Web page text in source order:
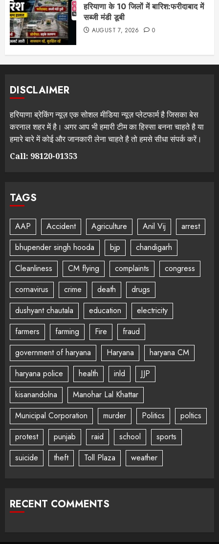
हरियाणा के 10 जिलों में बारिश:फरीदाबाद में
सब्जी मंडी डूबी
AUGUST 7, 2026 0
DISCLAIMER
हरियाणा ब्रेकिंग न्यूज़ एक सोशल मीडिया न्यूज़ प्लेटफार्म है जिसका बेस
करनाल शहर में है। अगर आप भी हमारी टीम का हिस्सा बनना चाहते है या
हमारे बारे में कोई और जानकारी लेना चाहते है तो हमसे सीधा संपर्क करें।
Call: 98120-01353
TAGS
AAP Accident Agriculture Anil Vij
arrest
bhupender singh hooda
bjp
chandigarh
Cleanliness
CM flying complaints
congress
cornavirus
crime death
drugs
dushyant chautala
education
electricity
farmers
farming Fire
fraud
government of haryana
Haryana
haryana CM
haryana police
health inld
JJP
kisanandolna
Manohar Lal Khattar
Municipal Corporation
murder Politics
poltics
protest
punjab raid school
sports
suicide
theft Toll Plaza weather
RECENT COMMENTS